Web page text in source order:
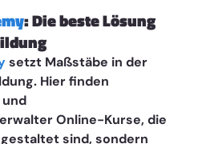
: Die beste Lösung
setzt Maßstäbe in der
Hier finden
Online-Kurse, die
sind, sondern